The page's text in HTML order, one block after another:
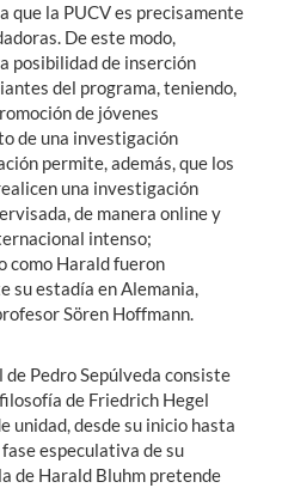
que la PUCV es precisamente
De este modo,
posibilidad de inserción
del programa, teniendo,
de jóvenes
de una investigación
permite, además, que los
una investigación
de manera online y
intenso;
como Harald fueron
su estadía en Alemania,
Sören Hoffmann.
Pedro Sepúlveda consiste
de Friedrich Hegel
unidad, desde su inicio hasta
especulativa de su
de Harald Bluhm pretende